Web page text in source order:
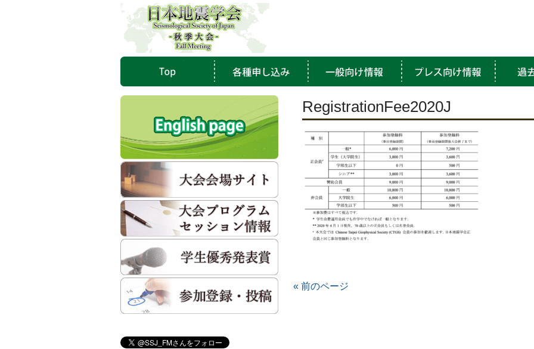
RegistrationFee2020J
« 前のページ